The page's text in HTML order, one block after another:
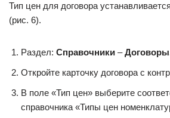
Тип цен для договора
(рис. 6).
Раздел: Справочники –Договоры
Откройте карточку договора с
В поле «Тип цен» выберите
справочника «Типы цен